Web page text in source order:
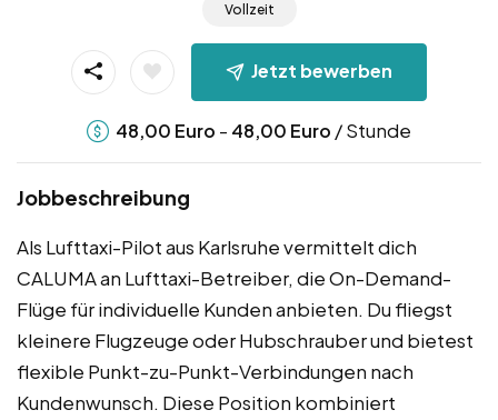
Vollzeit
Jetzt bewerben
48,00 Euro - 48,00 Euro / Stunde
Jobbeschreibung
Als Lufttaxi-Pilot aus Karlsruhe vermittelt dich
CALUMA an Lufttaxi-Betreiber, die On-Demand-
Flüge für individuelle Kunden anbieten. Du fliegst
kleinere Flugzeuge oder Hubschrauber und bietest
flexible Punkt-zu-Punkt-Verbindungen nach
Kundenwunsch. Diese Position kombiniert